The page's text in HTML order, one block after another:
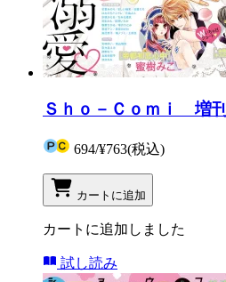
Ｓｈｏ－Ｃｏｍｉ 増刊
694/¥763(税込)
カートに追加
カートに追加しました
試し読み